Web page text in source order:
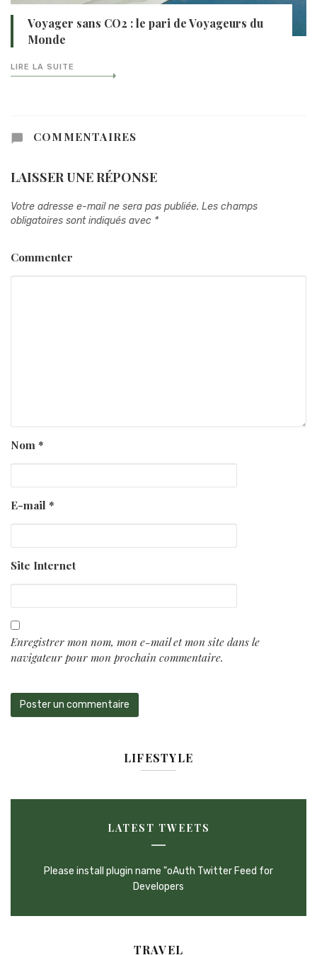
Voyager sans CO2 : le pari de Voyageurs du
Monde
LIRE LA SUITE
COMMENTAIRES
LAISSER UNE RÉPONSE
Votre adresse e-mail ne sera pas publiée. Les champs
obligatoires sont indiqués avec *
Commenter
Nom *
E-mail *
Site Internet
Enregistrer mon nom, mon e-mail et mon site dans le
navigateur pour mon prochain commentaire.
LIFESTYLE
LATEST TWEETS
Please install plugin name "oAuth Twitter Feed for
Developers
TRAVEL